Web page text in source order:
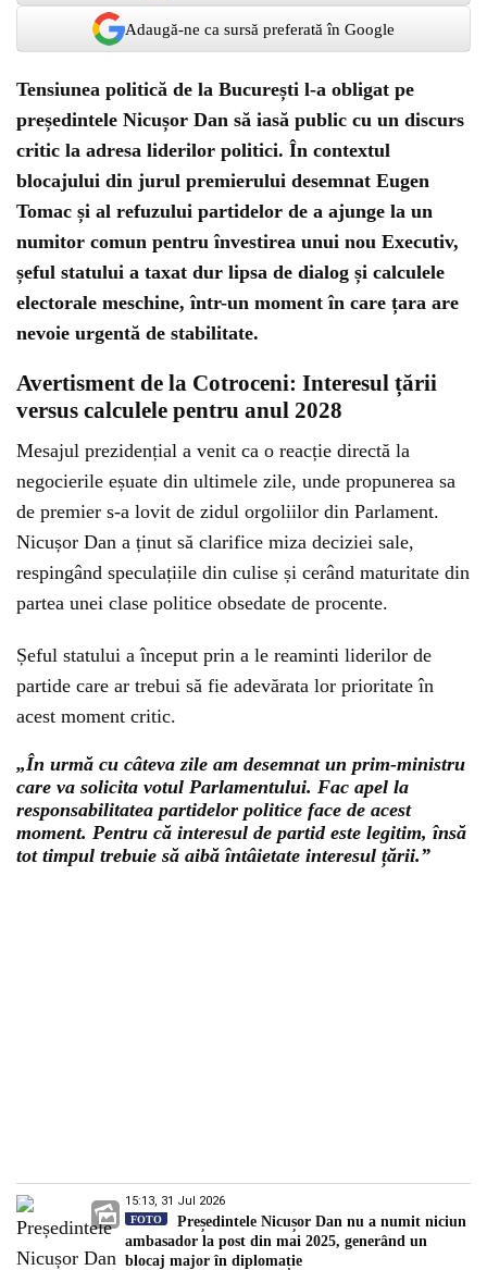
Adaugă-ne ca sursă preferată în Google
Tensiunea politică de la București l-a obligat pe
președintele Nicușor Dan să iasă public cu un discurs
critic la adresa liderilor politici. În contextul
blocajului din jurul premierului desemnat Eugen
Tomac și al refuzului partidelor de a ajunge la un
numitor comun pentru învestirea unui nou Executiv,
șeful statului a taxat dur lipsa de dialog și calculele
electorale meschine, într-un moment în care țara are
nevoie urgentă de stabilitate.
Avertisment de la Cotroceni: Interesul țării
versus calculele pentru anul 2028
Mesajul prezidențial a venit ca o reacție directă la
negocierile eșuate din ultimele zile, unde propunerea sa
de premier s-a lovit de zidul orgoliilor din Parlament.
Nicușor Dan a ținut să clarifice miza deciziei sale,
respingând speculațiile din culise și cerând maturitate din
partea unei clase politice obsedate de procente.
Șeful statului a început prin a le reaminti liderilor de
partide care ar trebui să fie adevărata lor prioritate în
acest moment critic.
„În urmă cu câteva zile am desemnat un prim-ministru
care va solicita votul Parlamentului. Fac apel la
responsabilitatea partidelor politice face de acest
moment. Pentru că interesul de partid este legitim, însă
tot timpul trebuie să aibă întâietate interesul țării.”
15:13, 31 Jul 2026
FOTO
Președintele Nicușor Dan nu a numit niciun
ambasador la post din mai 2025, generând un
blocaj major în diplomație